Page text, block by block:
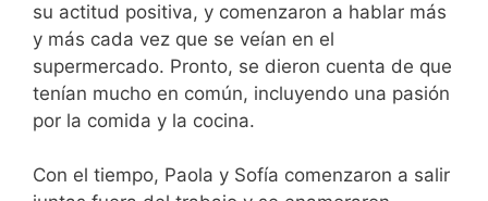
su actitud positiva, y comenzaron a hablar más
y más cada vez que se veían en el
supermercado. Pronto, se dieron cuenta de que
tenían mucho en común, incluyendo una pasión
por la comida y la cocina.
Con el tiempo, Paola y Sofía comenzaron a salir